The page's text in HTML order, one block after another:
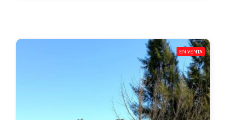
EN VENTA